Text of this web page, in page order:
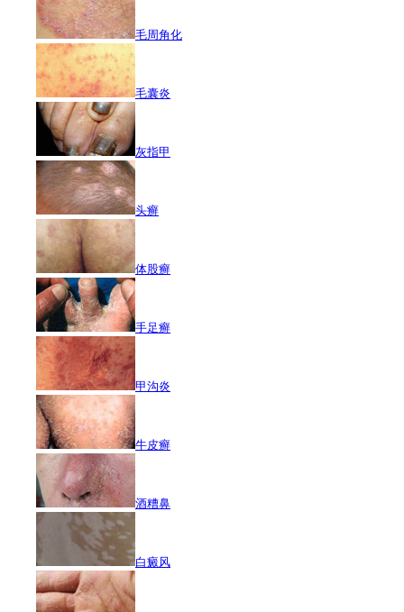
毛周角化
毛囊炎
灰指甲
头癣
体股癣
手足癣
甲沟炎
牛皮癣
酒糟鼻
白癜风